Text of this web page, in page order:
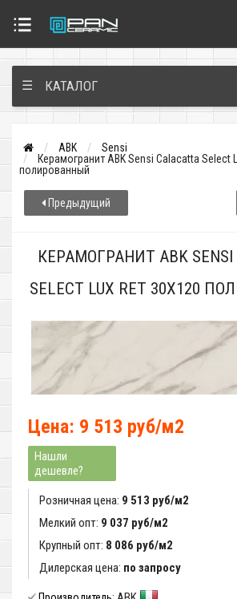
☰ КАТАЛОГ
ABK
Sensi
Керамогранит ABK Sensi Calacatta Select
полированный
Предыдущий
КЕРАМОГРАНИТ ABK SENSI
SELECT LUX RET 30X120
Цена: 9 513 руб/м2
Нашли
дешевле?
Розничная цена: 9 513 руб/м2
Мелкий опт: 9 037 руб/м2
Крупный опт: 8 086 руб/м2
Дилерская цена: по запросу